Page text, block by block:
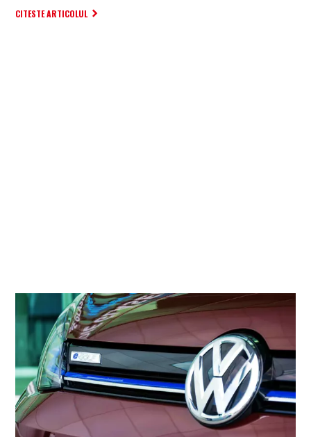
CITESTE ARTICOLUL